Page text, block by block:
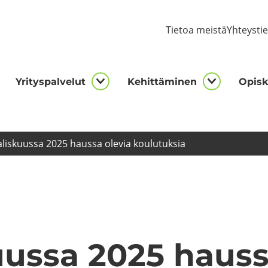
Tie­toa meis­tä
Yri­tys­pal­ve­lut
Yrityspalvelut
Ke­hit­tä­mi­nen
2025 haus­sa ole­via kou­lu­tuk­sia
2025